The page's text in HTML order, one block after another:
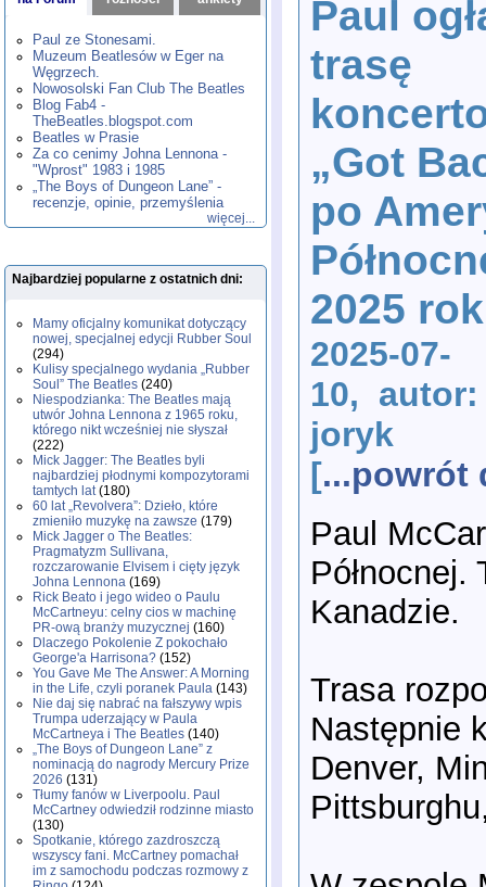
,1982,1983 ,1984,
1985, 1986,1987,1988
1990,1991 ,1992,1993 ,1994,
1995,1996, 1999
2000,2001,2002 ,2003,2004,
2005,2006, 2007
2010,2011,2012,2013,2014
2015,2016, 2017,
2020,2021,2022,2023,2024 ,
2025,2026
Paul ze Stonesami.
Muzeum Beatlesów w Eger na
Węgrzech.
Nowosolski Fan Club The Beatles
Blog Fab4 -
TheBeatles.blogspot.com
Beatles w Prasie
Za co cenimy Johna Lennona -
"Wprost" 1983 i 1985
„The Boys of Dungeon Lane” -
recenzje, opinie, przemyślenia
więcej...
Najbardziej popularne z ostatnich dni:
Mamy oficjalny komunikat dotyczący
nowej, specjalnej edycji Rubber Soul
(294)
Kulisy specjalnego wydania „Rubber
Soul” The Beatles (240)
Niespodzianka: The Beatles mają
utwór Johna Lennona z 1965 roku,
którego nikt wcześniej nie słyszał
(222)
Mick Jagger: The Beatles byli
najbardziej płodnymi kompozytorami
tamtych lat(180)
60 lat „Revolvera”: Dzieło, które
zmieniło muzykę na zawsze (179)
Mick Jagger o The Beatles:
Pragmatyzm Sullivana,
rozczarowanie Elvisem i cięty język
Johna Lennona (169)
Rick Beato i jego wideo o Paulu
McCartneyu: celny cios w machinę
PR-ową branży muzycznej (160)
Dlaczego Pokolenie Z pokochało
George'a Harrisona? (152)
You Gave Me The Answer: A Morning
in the Life, czyli poranek Paula (143)
Nie daj się nabrać na fałszywy wpis
Trumpa uderzający w Paula
McCartneya i The Beatles (140)
„The Boys of Dungeon Lane” z
nominacją do nagrody Mercury Prize
2026 (131)
Tłumy fanów w Liverpoolu. Paul
McCartney odwiedził rodzinne miasto
(130)
Spotkanie, którego zazdroszczą
wszyscy fani. McCartney pomachał
im z samochodu podczas rozmowy z
Paul
trasę
„Got
po
2025
2025-07-
10, autor:
joryk
[...powrót
Paul
Kanadzie.
Trasa
Następnie
Denver,